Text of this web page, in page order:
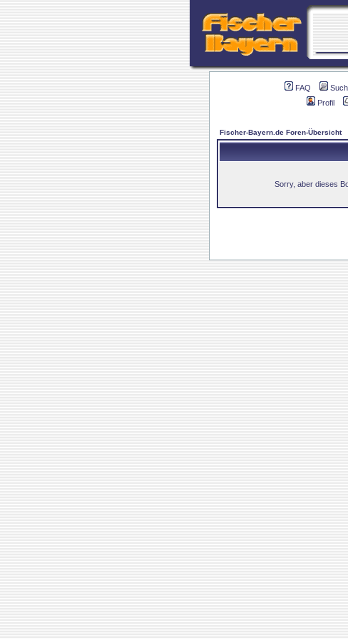
FAQ
Profil
Fischer-Bayern.de Foren-Übersicht
Sorry, aber dieses